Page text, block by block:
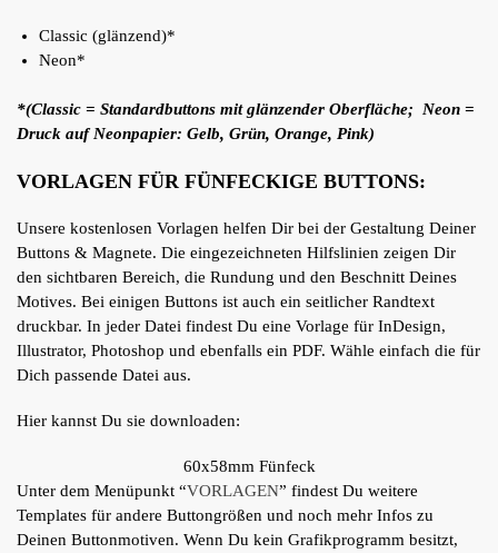
Classic (glänzend)*
Neon*
*(Classic = Standardbuttons mit glänzender Oberfläche; Neon =
Druck auf Neonpapier: Gelb, Grün, Orange, Pink)
VORLAGEN FÜR FÜNFECKIGE BUTTONS:
Unsere kostenlosen Vorlagen helfen Dir bei der Gestaltung Deiner
Buttons & Magnete. Die eingezeichneten Hilfslinien zeigen Dir
den sichtbaren Bereich, die Rundung und den Beschnitt Deines
Motives. Bei einigen Buttons ist auch ein seitlicher Randtext
druckbar. In jeder Datei findest Du eine Vorlage für InDesign,
Illustrator, Photoshop und ebenfalls ein PDF. Wähle einfach die für
Dich passende Datei aus.
Hier kannst Du sie downloaden:
60x58mm Fünfeck
Unter dem Menüpunkt “VORLAGEN” findest Du weitere
Templates für andere Buttongrößen und noch mehr Infos zu
Deinen Buttonmotiven. Wenn Du kein Grafikprogramm besitzt,